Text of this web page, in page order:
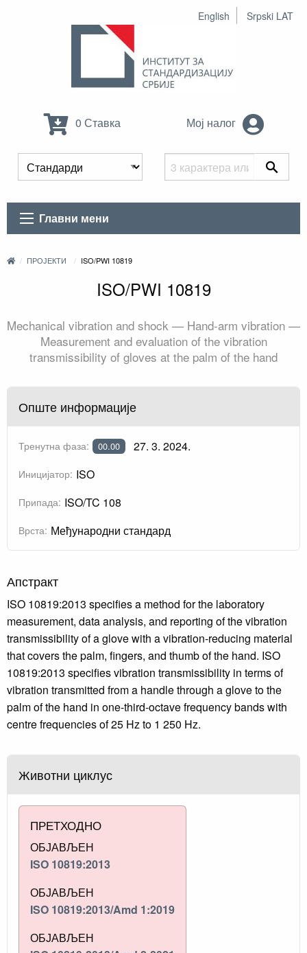
English Srpski LAT
0 Ставка Мој налог
Главни мени
ПРОЈЕКТИ ISO/PWI 10819
ISO/PWI 10819
Mechanical vibration and shock — Hand-arm vibration —
Measurement and evaluation of the vibration
transmissibility of gloves at the palm of the hand
Опште информације
Тренутна фаза: 00.00 27. 3. 2024.
Иницијатор: ISO
Припада: ISO/TC 108
Врста: Међународни стандард
Апстракт
ISO 10819:2013 specifies a method for the laboratory
measurement, data analysis, and reporting of the vibration
transmissibility of a glove with a vibration-reducing material
that covers the palm, fingers, and thumb of the hand. ISO
10819:2013 specifies vibration transmissibility in terms of
vibration transmitted from a handle through a glove to the
palm of the hand in one-third-octave frequency bands with
centre frequencies of 25 Hz to 1 250 Hz.
Животни циклус
ПРЕТХОДНО
ОБЈАВЉЕН
ISO 10819:2013
ОБЈАВЉЕН
ISO 10819:2013/Amd 1:2019
ОБЈАВЉЕН